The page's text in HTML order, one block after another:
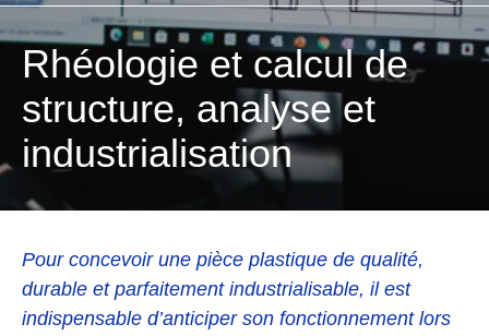
Rhéologie et calcul de
structure, analyse et
industrialisation
Pour concevoir une pièce plastique de qualité,
durable et parfaitement industrialisable, il est
indispensable d’anticiper son fonctionnement lors